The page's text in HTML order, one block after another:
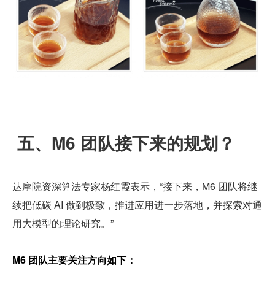
五、M6 团队接下来的规划？
达摩院资深算法专家杨红霞表示，“接下来，M6 团队将继
续把低碳 AI 做到极致，推进应用进一步落地，并探索对通
用大模型的理论研究。”
M6 团队主要关注方向如下：